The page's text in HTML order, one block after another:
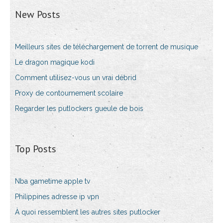
New Posts
Meilleurs sites de téléchargement de torrent de musique
Le dragon magique kodi
Comment utilisez-vous un vrai débrid
Proxy de contournement scolaire
Regarder les putlockers gueule de bois
Top Posts
Nba gametime apple tv
Philippines adresse ip vpn
À quoi ressemblent les autres sites putlocker